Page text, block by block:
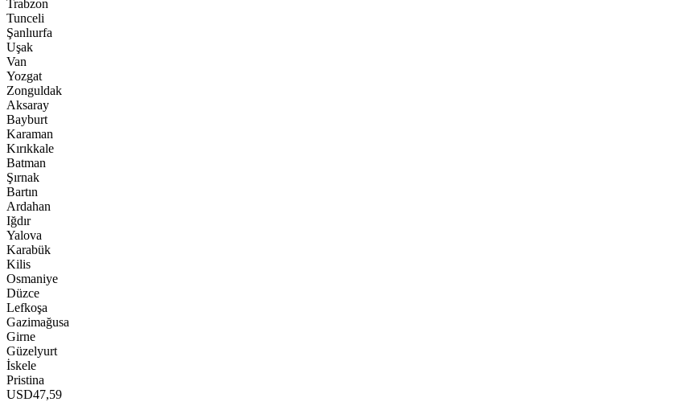
Trabzon
Tunceli
Şanlıurfa
Uşak
Van
Yozgat
Zonguldak
Aksaray
Bayburt
Karaman
Kırıkkale
Batman
Şırnak
Bartın
Ardahan
Iğdır
Yalova
Karabük
Kilis
Osmaniye
Düzce
Lefkoşa
Gazimağusa
Girne
Güzelyurt
İskele
Pristina
USD47,59